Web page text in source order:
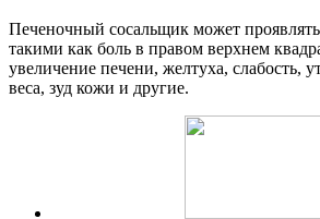
Печеночный сосальщик может
такими как боль в правом верхнем
увеличение печени, желтуха, слабость,
веса, зуд кожи и другие.